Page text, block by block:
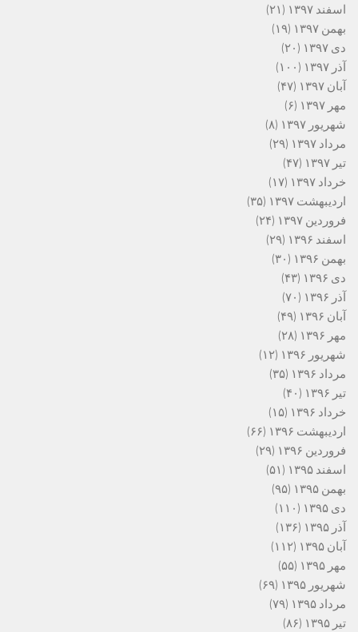
اسفند ۱۳۹۷
(۲۱)
بهمن ۱۳۹۷
(۱۹)
دی ۱۳۹۷
(۲۰)
آذر ۱۳۹۷
(۱۰۰)
آبان ۱۳۹۷
(۴۷)
مهر ۱۳۹۷
(۶)
شهریور ۱۳۹۷
(۸)
مرداد ۱۳۹۷
(۲۹)
تیر ۱۳۹۷
(۴۷)
خرداد ۱۳۹۷
(۱۷)
اردیبهشت ۱۳۹۷
(۳۵)
فروردین ۱۳۹۷
(۲۴)
اسفند ۱۳۹۶
(۲۹)
بهمن ۱۳۹۶
(۳۰)
دی ۱۳۹۶
(۴۳)
آذر ۱۳۹۶
(۷۰)
آبان ۱۳۹۶
(۴۹)
مهر ۱۳۹۶
(۲۸)
شهریور ۱۳۹۶
(۱۲)
مرداد ۱۳۹۶
(۳۵)
تیر ۱۳۹۶
(۴۰)
خرداد ۱۳۹۶
(۱۵)
اردیبهشت ۱۳۹۶
(۶۶)
فروردین ۱۳۹۶
(۲۹)
اسفند ۱۳۹۵
(۵۱)
بهمن ۱۳۹۵
(۹۵)
دی ۱۳۹۵
(۱۱۰)
آذر ۱۳۹۵
(۱۳۶)
آبان ۱۳۹۵
(۱۱۲)
مهر ۱۳۹۵
(۵۵)
شهریور ۱۳۹۵
(۶۹)
مرداد ۱۳۹۵
(۷۹)
تیر ۱۳۹۵
(۸۶)